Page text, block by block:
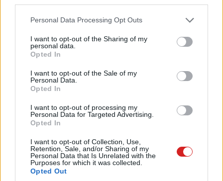
Please note that this website/app uses one or more Google
not limited to your visit or usage behaviour. You may click to
grant or deny consent to Google and its third-party tags to
use your data for below specified purposes in below Google
consent section.
Personal Data Processing Opt Outs
I want to opt-out of the Sharing of my
personal data.
Opted In
I want to opt-out of the Sale of my
Personal Data.
Opted In
I want to opt-out of processing my
Personal Data for Targeted Advertising.
Opted In
I want to opt-out of Collection, Use,
Retention, Sale, and/or Sharing of my
Personal Data that Is Unrelated with the
Purposes for which it was collected.
Opted Out
kábelek elrejtéséhez), ha pedig szerelni kell a gépedet,
sokkal egyszerűbben hozzáférsz a